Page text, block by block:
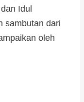
Idul
sambutan dari
oleh